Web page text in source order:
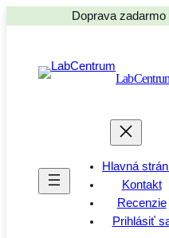
Doprava
Hlavná
Kontakt
Recenzie
Prihlásiť